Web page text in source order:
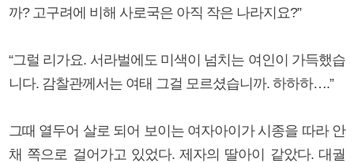
까? 고구려에 비해 사로국은 아직 작은 나라지요?”
“그럴 리가요. 서라벌에도 미색이 넘치는 여인이 가득했습
니다. 감찰관께서는 여태 그걸 모르셨습니까. 하하하….”
그때 열두어 살로 되어 보이는 여자아이가 시종을 따라 안
채 쪽으로 걸어가고 있었다. 제자의 딸아이 같았다. 대궐